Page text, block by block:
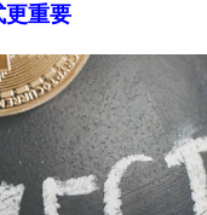
更重要